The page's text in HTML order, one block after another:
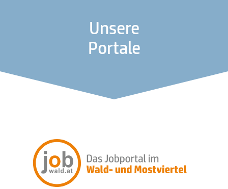
Unsere
Portale